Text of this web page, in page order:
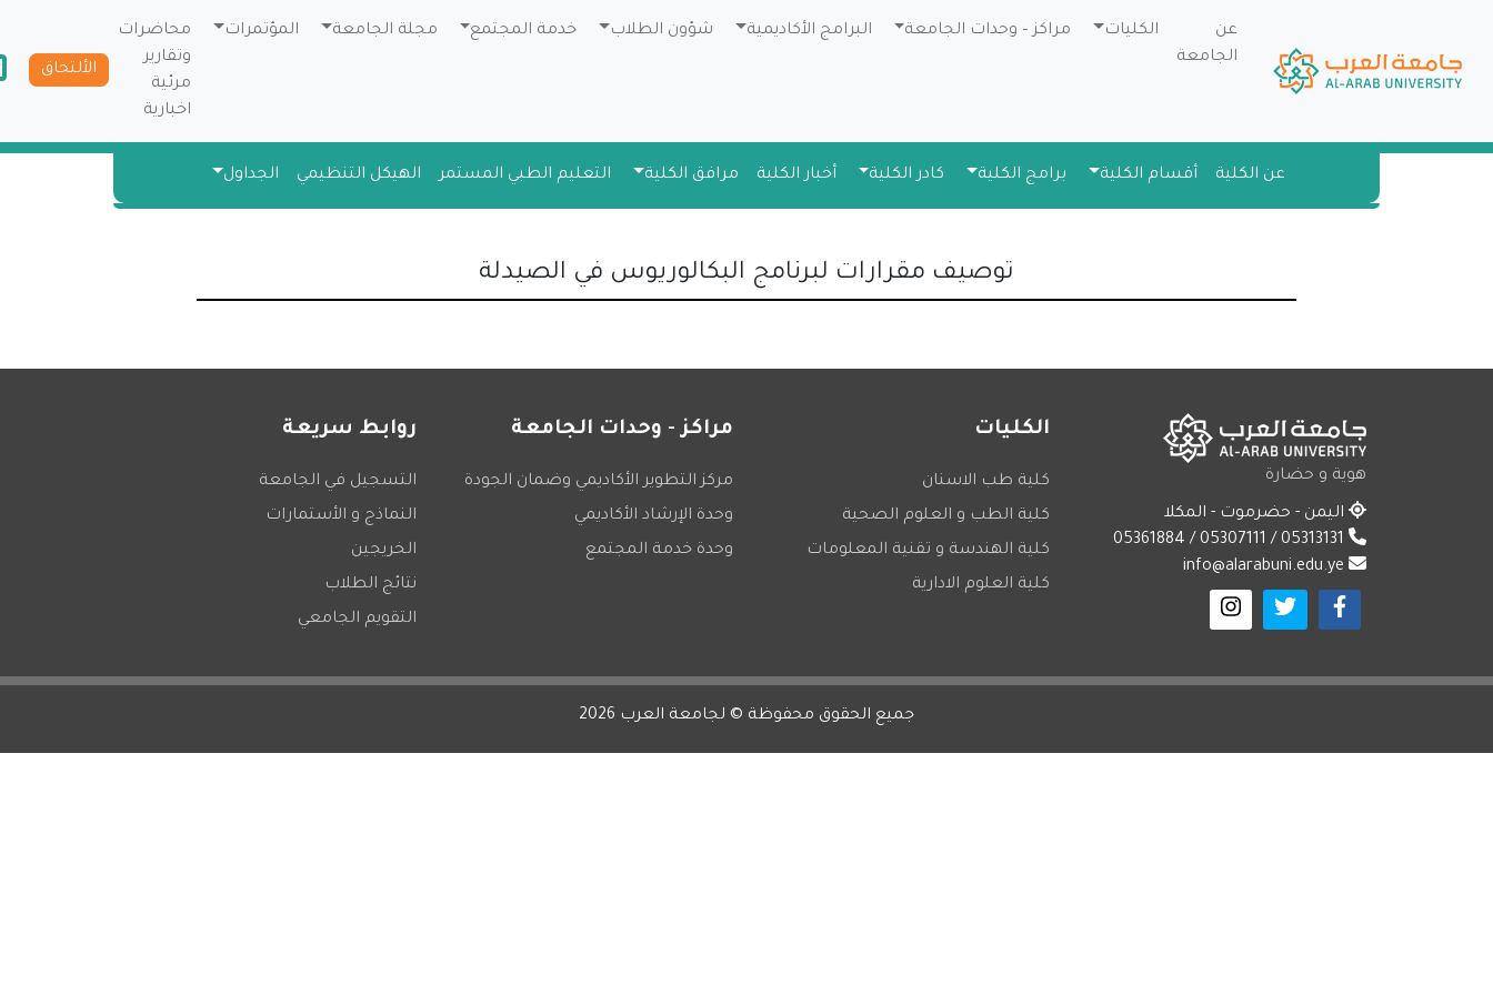
عن
الجامعة
الكليات مراكز – وحدات الجامعة البرامج الأكاديمية شؤون الطلاب خدمة المجتمع مجلة الجامعة المؤتمرات
محاضرات
وتقارير
مرئية
اخبارية
الألتحاق
عن الكلية أقسام الكلية برامج الكلية كادر الكلية أخبار الكلية مرافق الكلية التعليم الطبي المستمر الهيكل التنظيمي الجداول
توصيف مقرارات لبرنامج البكالوريوس في الصيدلة
هوية و حضارة
اليمن - حضرموت - المكلا
info@alarabuni.edu.ye
الكليات
كلية طب الاسنان
كلية الطب و العلوم الصحية
كلية الهندسة و تقنية المعلومات
كلية العلوم الادارية
مراكز - وحدات الجامعة
مركز التطوير الأكاديمي وضمان الجودة
وحدة الإرشاد الأكاديمي
وحدة خدمة المجتمع
روابط سريعة
التسجيل في الجامعة
النماذج و الأستمارات
الخريجين
نتائج الطلاب
التقويم الجامعي
جميع الحقوق محفوظة © لجامعة العرب 2026